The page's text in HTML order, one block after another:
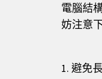
電腦結
妨注意
1. 避免